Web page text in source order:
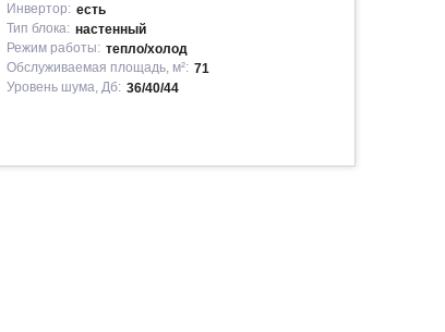
Инвертор: есть
Тип блока: настенный
Режим работы: тепло/холод
Обслуживаемая площадь, м²: 71
Уровень шума, Дб: 36/40/44